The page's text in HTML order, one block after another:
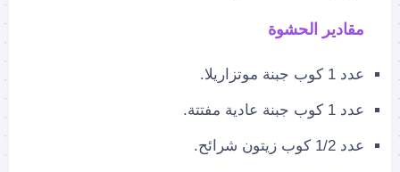
مقادير الحشوة
عدد 1 كوب جبنة موتزاريلا.
عدد 1 كوب جبنة عادية مفتتة.
عدد 1/2 كوب زيتون شرائح.